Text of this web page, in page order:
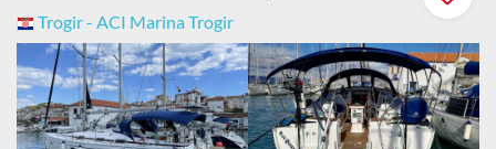
Trogir - ACI Marina Trogir